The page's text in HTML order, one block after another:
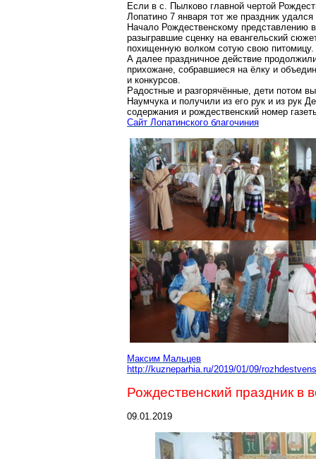
Если в с. Пылково главной чертой
Лопатино 7 января тот же праздник
Начало Рождественскому представлению
разыгравшие сценку на евангельский
похищенную волком сотую свою питомицу.
А далее праздничное действие
прихожане, собравшиеся на ёлку и
и конкурсов.
Радостные и разгорячённые, дети потом
Наумчукаи получили из его рук и из рук
содержания и рождественский номер
Сайт Лопатинского благочиния
Максим Мальцев
http://kuzneparhia.ru/2019/01/09/
Рождественский праздник в
09.01.2019